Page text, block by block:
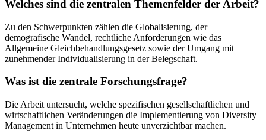
Welches sind die zentralen Themenfelder der Arbeit?
Zu den Schwerpunkten zählen die Globalisierung, der
demografische Wandel, rechtliche Anforderungen wie das
Allgemeine Gleichbehandlungsgesetz sowie der Umgang mit
zunehmender Individualisierung in der Belegschaft.
Was ist die zentrale Forschungsfrage?
Die Arbeit untersucht, welche spezifischen gesellschaftlichen und
wirtschaftlichen Veränderungen die Implementierung von Diversity
Management in Unternehmen heute unverzichtbar machen.